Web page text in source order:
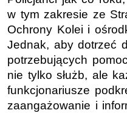
w tym zakresie ze
Ochrony Kolei i
Jednak, aby dotrzeć
potrzebujących
nie tylko służb, ale
funkcjonariusze
zaangażowanie i